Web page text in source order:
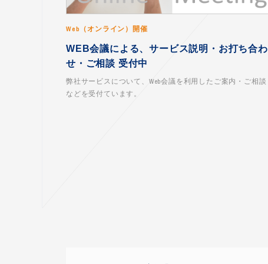
Web（オンライン）開催
WEB会議による、サービス説明・お打ち合わ
せ・ご相談 受付中
弊社サービスについて、Web会議を利用したご案内・ご相談
などを受付ています。